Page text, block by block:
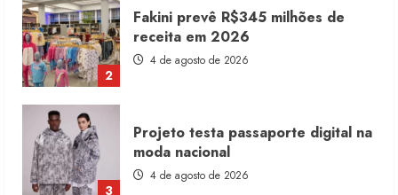
2
Fakini prevê R$345 milhões de
receita em 2026
4 de agosto de 2026
3
Projeto testa passaporte digital na
moda nacional
4 de agosto de 2026